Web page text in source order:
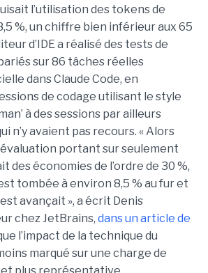
l’utilisation des tokens de
%, un chiffre bien inférieur aux 65
d’IDE a réalisé des tests de
sur 86 tâches réelles
dans Claude Code, en
de codage utilisant le style
à des sessions par ailleurs
n’y avaient pas recours. « Alors
évaluation portant sur seulement
des économies de l’ordre de 30 %,
tombée à environ 8,5 % au fur et
avançait », a écrit Denis
chez JetBrains, dans un article de
l’impact de la technique du
marqué sur une charge de